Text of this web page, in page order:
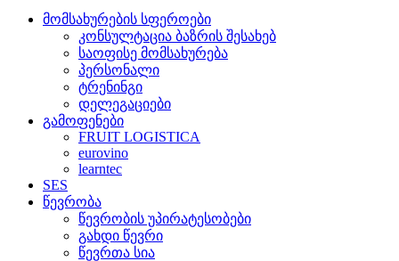
მომსახურების სფეროები
კონსულტაცია ბაზრის შესახებ
საოფისე მომსახურება
პერსონალი
ტრენინგი
დელეგაციები
გამოფენები
FRUIT LOGISTICA
eurovino
learntec
SES
წევრობა
წევრობის უპირატესობები
გახდი წევრი
წევრთა სია